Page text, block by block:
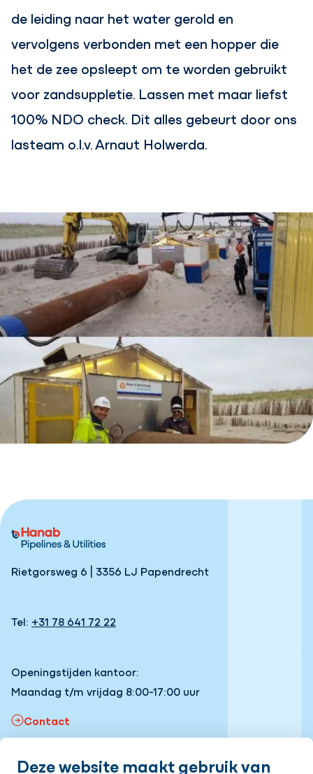
Deze website maakt gebruik van
de leiding naar het water gerold en
vervolgens verbonden met een hopper die
het de zee opsleept om te worden gebruikt
voor zandsuppletie. Lassen met maar liefst
100% NDO check. Dit alles gebeurt door ons
lasteam o.l.v. Arnaut Holwerda.
Rietgorsweg 6 | 3356 LJ Papendrecht
Tel: +31 78 641 72 22
Openingstijden kantoor:
Maandag t/m vrijdag 8:00-17:00 uur
Contact
Snel naar